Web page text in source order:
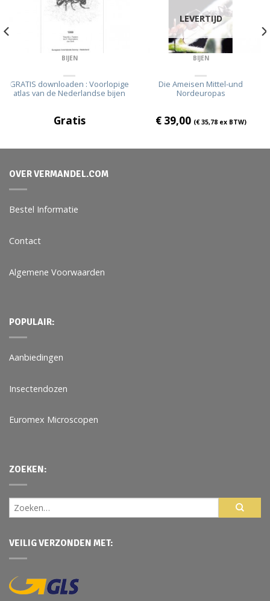
BIJEN
GRATIS downloaden : Voorlopige
atlas van de Nederlandse bijen
Gratis
LEVERTIJD
BIJEN
Die Ameisen Mittel-und
Nordeuropas
€39,00 (€35,78ex BTW)
OVER VERMANDEL.COM
Bestel Informatie
Contact
Algemene Voorwaarden
POPULAIR:
Aanbiedingen
Insectendozen
Euromex Microscopen
ZOEKEN:
VEILIG VERZONDEN MET: